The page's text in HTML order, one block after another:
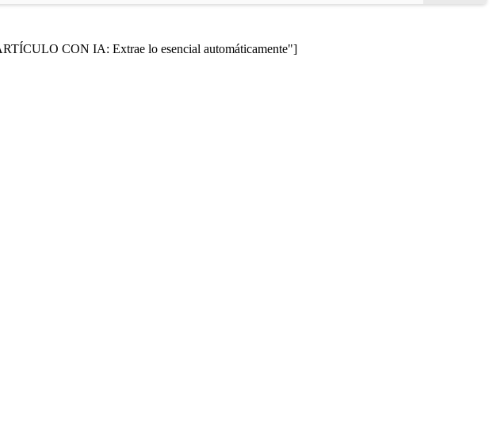
CON IA: Extrae lo esencial automáticamente"]